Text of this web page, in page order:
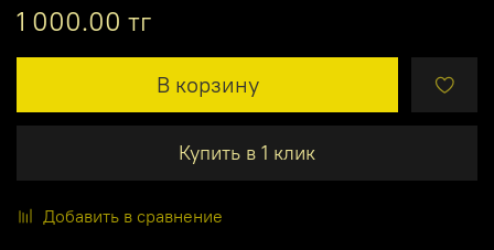
1 000.00 тг
В корзину
Купить в 1 клик
Добавить в сравнение